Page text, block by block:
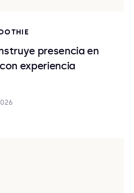
presencia en
experiencia